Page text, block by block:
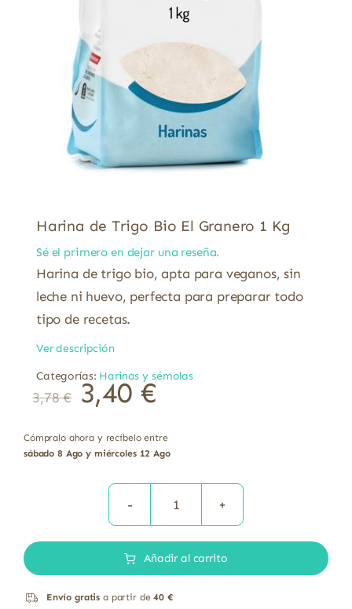
Harina de Trigo Bio El Granero 1 Kg
Sé el primero en dejar una reseña.
Harina de trigo bio, apta para veganos, sin
leche ni huevo, perfecta para preparar todo
tipo de recetas.
Ver descripción
Categorías: Harinas y sémolas
3,78€ 3,40 €
Cómpralo ahora y recíbelo entre
sábado 8 Ago y miércoles 12 Ago
Harina
Trigo
Añadir al carrito
Envío gratis a partir de40 €